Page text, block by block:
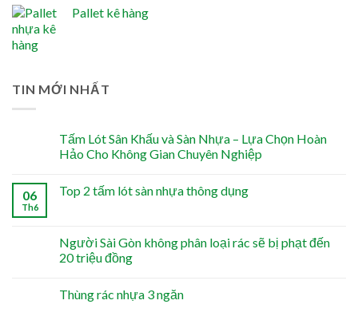
Pallet kê hàng
TIN MỚI NHẤT
Tấm Lót Sân Khấu và Sàn Nhựa – Lựa Chọn Hoàn
Hảo Cho Không Gian Chuyên Nghiệp
06
Th6
Top 2 tấm lót sàn nhựa thông dụng
Người Sài Gòn không phân loại rác sẽ bị phạt đến
20 triệu đồng
Thùng rác nhựa 3 ngăn